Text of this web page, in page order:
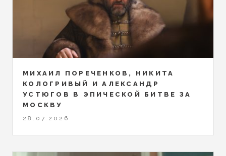
МИХАИЛ ПОРЕЧЕНКОВ, НИКИТА
КОЛОГРИВЫЙ И АЛЕКСАНДР
УСТЮГОВ В ЭПИЧЕСКОЙ БИТВЕ ЗА
МОСКВУ
28.07.2026